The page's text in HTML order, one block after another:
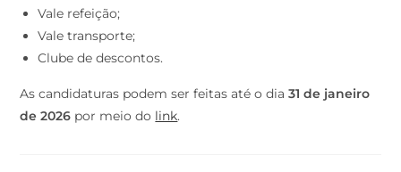
Vale refeição;
Vale transporte;
Clube de descontos.
As candidaturas podem ser feitas até o dia31 de janeiro
de 2026 por meio do link.